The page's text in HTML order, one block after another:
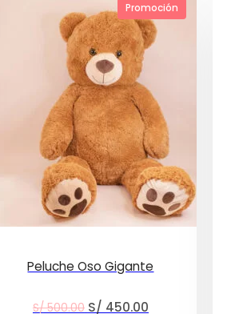
Peluche Oso Gigante
S/500.00 El
S/ 450.00El
Promoción